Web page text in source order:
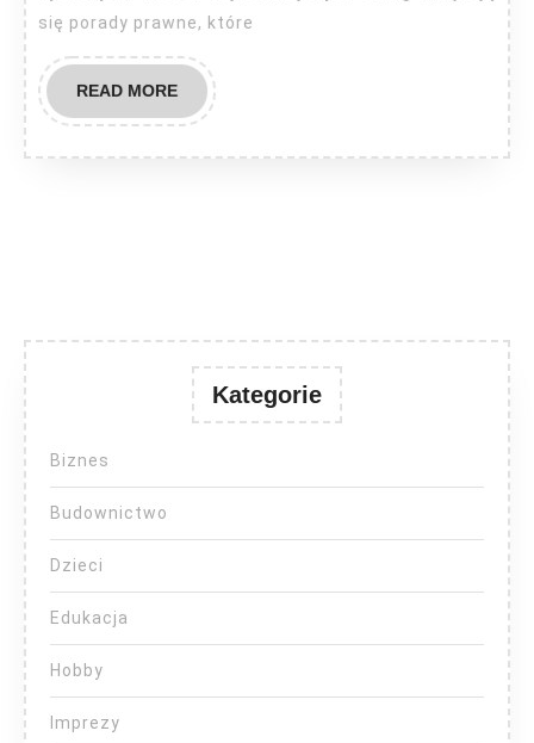
się porady prawne, które
READ MOREREAD
MORE
Kategorie
Biznes
Budownictwo
Dzieci
Edukacja
Hobby
Imprezy